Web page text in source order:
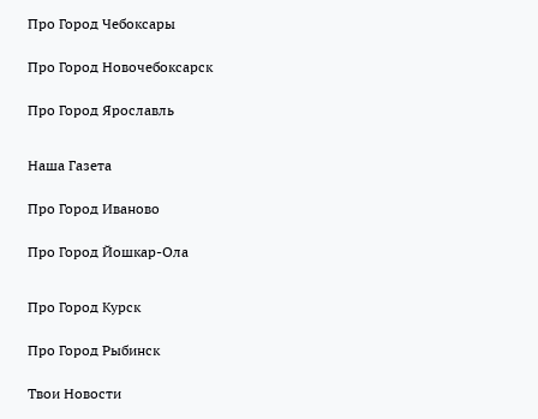
Про Город Чебоксары
Про Город Новочебоксарск
Про Город Ярославль
Наша Газета
Про Город Иваново
Про Город Йошкар-Ола
Про Город Курск
Про Город Рыбинск
Твои Новости